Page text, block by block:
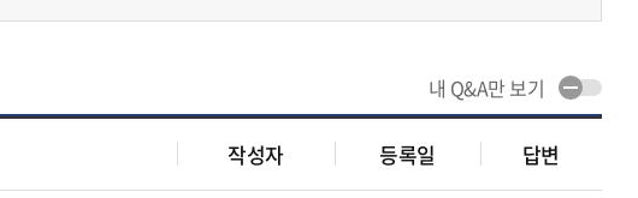
내 Q&A만 보기
작성자 등록일 답변